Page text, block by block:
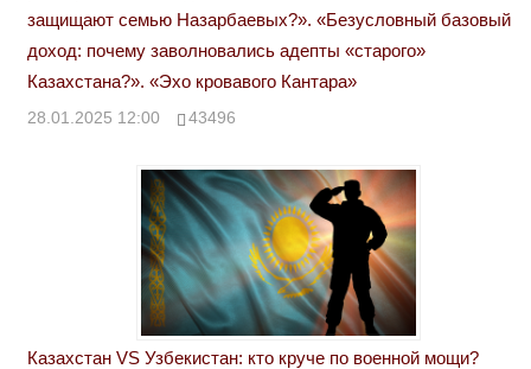
защищают семью Назарбаевых?». «Безусловный базовый
доход: почему заволновались адепты «старого»
Казахстана?». «Эхо кровавого Кантара»
28.01.2025 12:00 43496
Казахстан VS Узбекистан: кто круче по военной мощи?